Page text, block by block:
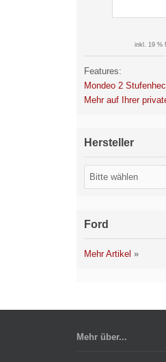
inkl. 19 %
Features:
Mondeo 2
Mehr auf Ihrer
Hersteller
Ford
Mehr Artikel »
Mehr über...